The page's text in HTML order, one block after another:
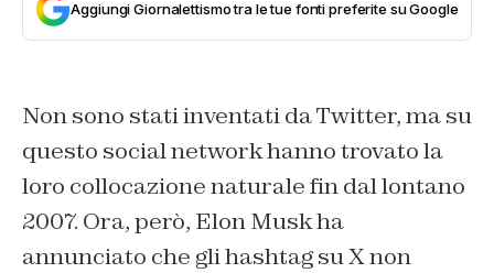
Aggiungi Giornalettismo tra le tue fonti preferite su Google
Non sono stati inventati da Twitter, ma su
questo social network hanno trovato la
loro collocazione naturale fin dal lontano
2007. Ora, però, Elon Musk ha
annunciato che gli hashtag su X non